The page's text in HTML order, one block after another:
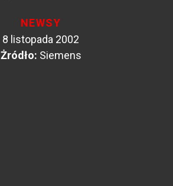
NEWSY
8 listopada 2002
Żródło: Siemens